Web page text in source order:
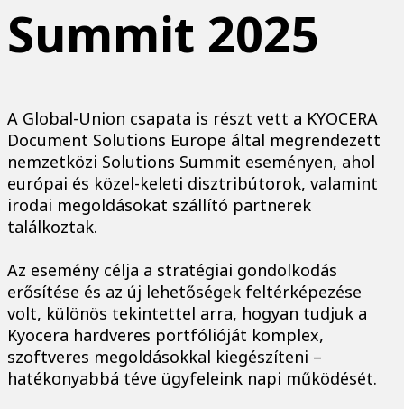
Summit 2025
A Global-Union csapata is részt vett a KYOCERA
Document Solutions Europe által megrendezett
nemzetközi Solutions Summit eseményen, ahol
európai és közel-keleti disztribútorok, valamint
irodai megoldásokat szállító partnerek
találkoztak.
Az esemény célja a stratégiai gondolkodás
erősítése és az új lehetőségek feltérképezése
volt, különös tekintettel arra, hogyan tudjuk a
Kyocera hardveres portfólióját komplex,
szoftveres megoldásokkal kiegészíteni –
hatékonyabbá téve ügyfeleink napi működését.